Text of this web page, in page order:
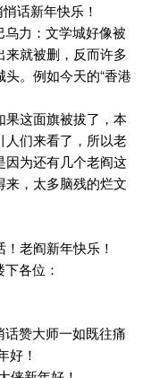
话新年快乐！
乌力：文学城好像被
就被删，反而许多
。例如今天的“香港
果这面旗被拔了，本
人们来看了，所以老
因为还有几个老阎这
，太多脑残的烂文
老阎新年快乐！
各位：
话赞大师一如既往痛
好！